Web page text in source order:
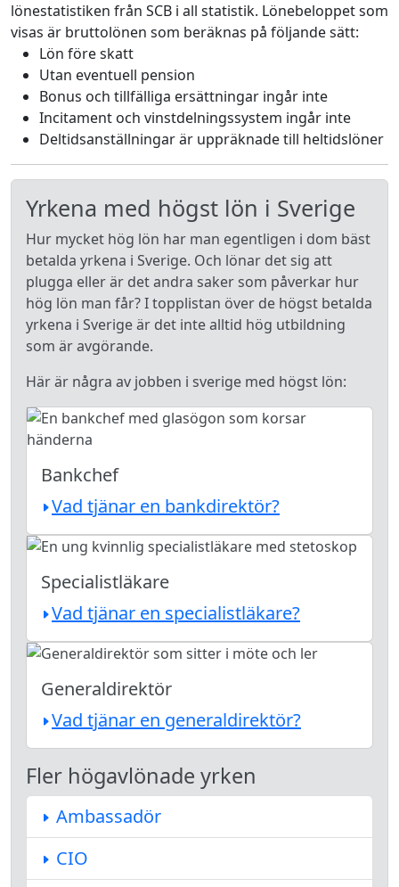
lönestatistiken från SCB i all statistik. Lönebeloppet som
visas är bruttolönen som beräknas på följande sätt:
Lön före skatt
Utan eventuell pension
Bonus och tillfälliga ersättningar ingår inte
Incitament och vinstdelningssystem ingår inte
Deltidsanställningar är uppräknade till heltidslöner
Yrkena med högst lön i Sverige
Hur mycket hög lön har man egentligen i dom bäst
betalda yrkena i Sverige. Och lönar det sig att
plugga eller är det andra saker som påverkar hur
hög lön man får? I topplistan över de högst betalda
yrkena i Sverige är det inte alltid hög utbildning
som är avgörande.
Här är några av jobben i sverige med högst lön:
Bankchef
Vad tjänar en bankdirektör?
Specialistläkare
Vad tjänar en specialistläkare?
Generaldirektör
Vad tjänar en generaldirektör?
Fler högavlönade yrken
Ambassadör
CIO